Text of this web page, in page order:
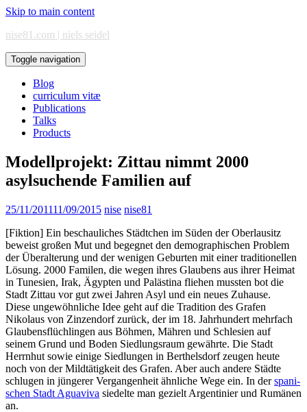
Skip to main content
nise81.com | niels seidel
Toggle navigation
Blog
curriculum vitæ
Publications
Talks
Products
Modellprojekt: Zittau nimmt 2000
asylsuchende Familien auf
25/11/201111/09/2015 nise nise81
[Fiktion] Ein beschauliches Städtchen im Süden der Oberlausitz
beweist großen Mut und begegnet den demographischen Problem
der Überalterung und der wenigen Geburten mit einer traditionellen
Lösung. 2000 Familen, die wegen ihres Glaubens aus ihrer Heimat
in Tunesien, Irak, Ägypten und Palästina fliehen mussten bot die
Stadt Zittau vor gut zwei Jahren Asyl und ein neues Zuhause.
Diese ungewöhnliche Idee geht auf die Tra­di­tion des Grafen
Nikolaus von Zinzendorf zurück, der im 18. Jahrhundert mehrfach
Glaubensflüchlingen aus Böhmen, Mähren und Schlesien auf
seinem Grund und Boden Siedlungsraum gewährte. Die Stadt
Herrnhut sowie einige Siedlungen in Berthelsdorf zeugen heute
noch von der Mildtätigkeit des Grafen. Aber auch andere Städte
schlugen in jüngerer Vergangenheit ähnliche Wege ein. In derspa­ni­
schen Stadt Agua­viva siedelte man gezielt Ar­gen­ti­nier und Ru­mä­nen
an.